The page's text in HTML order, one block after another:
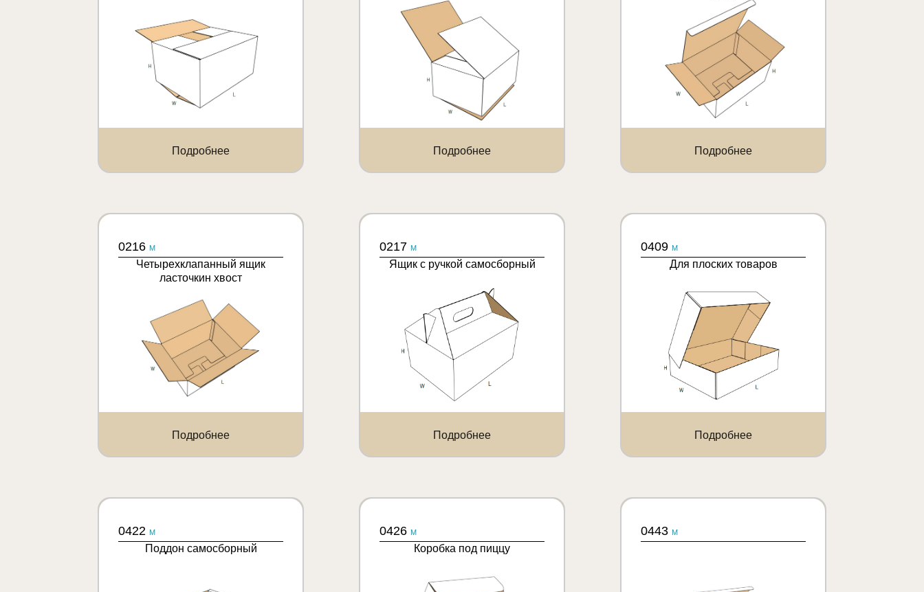
Подробнее Подробнее Подробнее
0216 M
Четырехклапанный ящик
ласточкин хвост
Подробнее
0217 M
Ящик с ручкой самосборный
Подробнее
0409 M
Для плоских товаров
Подробнее
0422 M
Поддон самосборный
0426 M
Коробка под пиццу
0443 M